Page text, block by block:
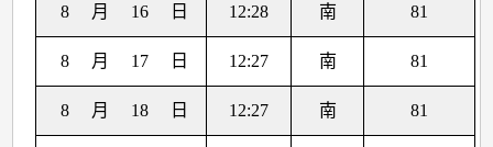
8 月 16 日 12:28 南 81
8 月 17 日 12:27 南 81
8 月 18 日 12:27 南 81